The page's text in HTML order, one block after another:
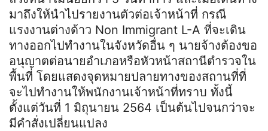
มาถึงให้นำไปรายงานตัวต่อเจ้าหน้าที่ กรณี
แรงงานต่างด้าว Non Immigrant L-A ที่จะเดิน
ทางออกไปทำงานในจังหวัดอื่น ๆ นายจ้างต้องขอ
อนุญาตต่อนายอำเภอหรือหัวหน้าสถานีตำรวจใน
พื้นที่ โดยแสดงจุดหมายปลายทางของสถานที่ที่
จะไปทำงานให้พนักงานเจ้าหน้าที่ทราบ ทั้งนี้
ตั้งแต่วันที่ 1 มิถุนายน 2564 เป็นต้นไปจนกว่าจะ
มีคำสั่งเปลี่ยนแปลง